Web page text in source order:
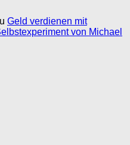
Geld verdienen mit
von Michael